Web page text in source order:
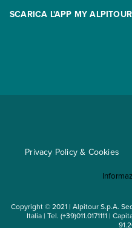
Assicurazioni
Condizioni generali di contratto
Mappa del sito
SCARICA L'APP MY ALPITOUR
Privacy Policy & Cookies
Copyright © 2021 | Alpitour S.p.A.
Italia | Tel. (+39)011.0171111 |